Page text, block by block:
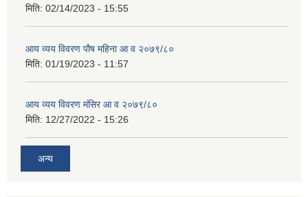
मिति: 02/14/2023 - 15:55
आय व्यय विवरण पौष महिना आ व २०७९/८०
मिति: 01/19/2023 - 11:57
आय व्यय विवरण मंसिर आ व २०७९/८०
मिति: 12/27/2022 - 15:26
अन्य